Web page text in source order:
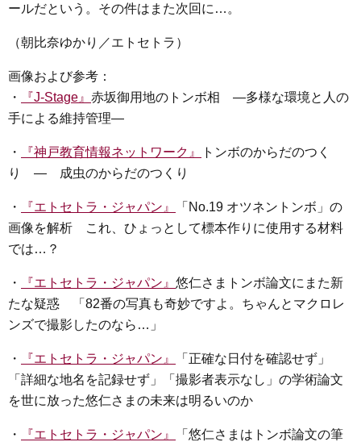
ールだという。その件はまた次回に…。
（朝比奈ゆかり／エトセトラ）
画像および参考：
・
『J-Stage』 赤坂御用地のトンボ相 ―多様な環境と人の
手による維持管理―
・ 『神戸教育情報ネットワーク』
トンボのからだのつく
り ― 成虫のからだのつくり
・ 『エトセトラ・ジャパン』
「No.19 オツネントンボ」の
画像を解析 これ、ひょっとして標本作りに使用する材料
では…？
・ 『エトセトラ・ジャパン』 悠仁さまトンボ論文にまた新
たな疑惑 「82番の写真も奇妙ですよ。ちゃんとマクロレ
ンズで撮影したのなら…」
・ 『エトセトラ・ジャパン』
「正確な日付を確認せず」
「詳細な地名を記録せず」「撮影者表示なし」の学術論文
を世に放った悠仁さまの未来は明るいのか
・ 『エトセトラ・ジャパン』
「悠仁さまはトンボ論文の筆